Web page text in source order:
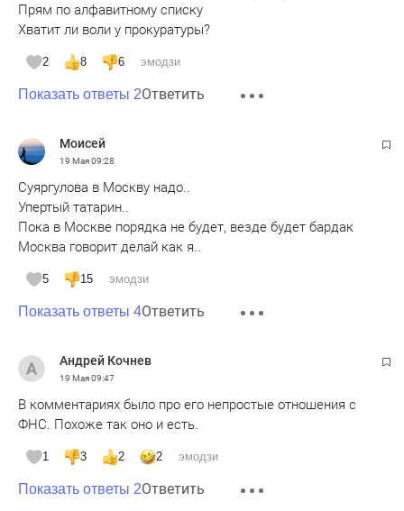
Прям по алфавитному списку
Хватит ли воли у прокуратуры?
2 8 6 эмодзи
Показать ответы 2Ответить
Moисeй
19 Мая09:28
Суяргулова в Москву надо..
Упертый татарин..
Пока в Москве порядка не будет, везде будет бардак
Москва говорит делай как я..
5 15 эмодзи
Показать ответы 4Ответить
Андрей Кочнев
19 Мая09:47
В комментариях было про его непростые отношения с
ФНС. Похоже так оно и есть.
1 3 2 2 эмодзи
Показать ответы 2Ответить